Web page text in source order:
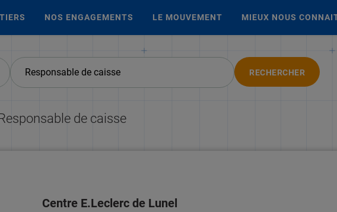
NOS ENGAGEMENTS LE MOUVEMENT MIEUX NOUS
RECHERCHER
de caisse
Centre E.Leclerc de Lunel